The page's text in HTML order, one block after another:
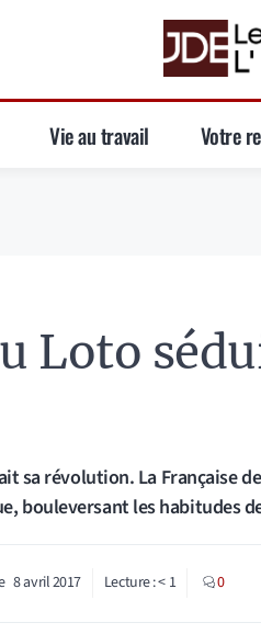
Vie au travail Votre
Loto
sa révolution. La Française
bouleversant les habitudes
8 avril 2017 Lecture :< 1 0